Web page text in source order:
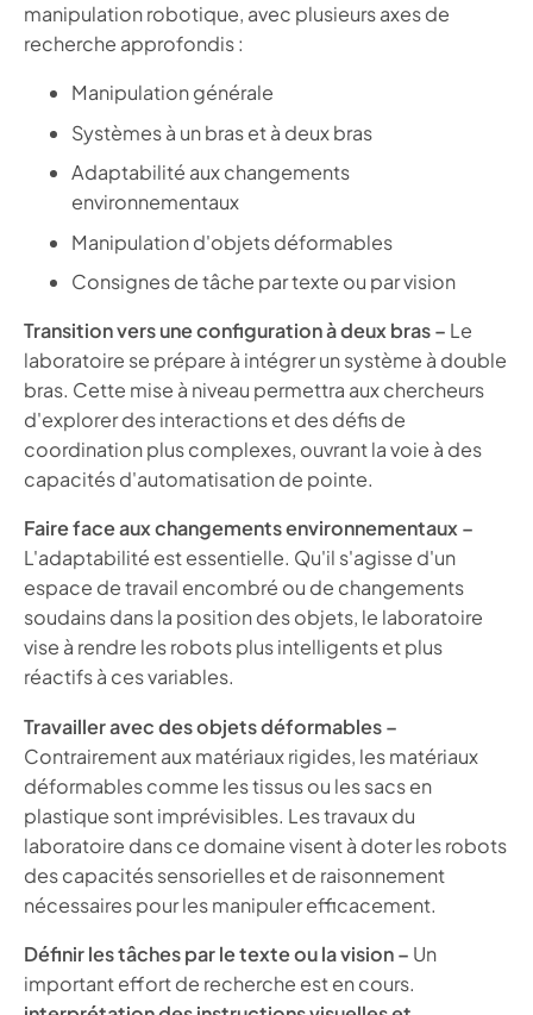
manipulation robotique, avec plusieurs axes de
recherche approfondis :
Manipulation générale
Systèmes à un bras et à deux bras
Adaptabilité aux changements
environnementaux
Manipulation d'objets déformables
Consignes de tâche par texte ou par vision
Transition vers une configuration à deux bras – Le
laboratoire se prépare à intégrer un système à double
bras. Cette mise à niveau permettra aux chercheurs
d'explorer des interactions et des défis de
coordination plus complexes, ouvrant la voie à des
capacités d'automatisation de pointe.
Faire face aux changements environnementaux –
L'adaptabilité est essentielle. Qu'il s'agisse d'un
espace de travail encombré ou de changements
soudains dans la position des objets, le laboratoire
vise à rendre les robots plus intelligents et plus
réactifs à ces variables.
Travailler avec des objets déformables –
Contrairement aux matériaux rigides, les matériaux
déformables comme les tissus ou les sacs en
plastique sont imprévisibles. Les travaux du
laboratoire dans ce domaine visent à doter les robots
des capacités sensorielles et de raisonnement
nécessaires pour les manipuler efficacement.
Définir les tâches par le texte ou la vision – Un
important effort de recherche est en cours.